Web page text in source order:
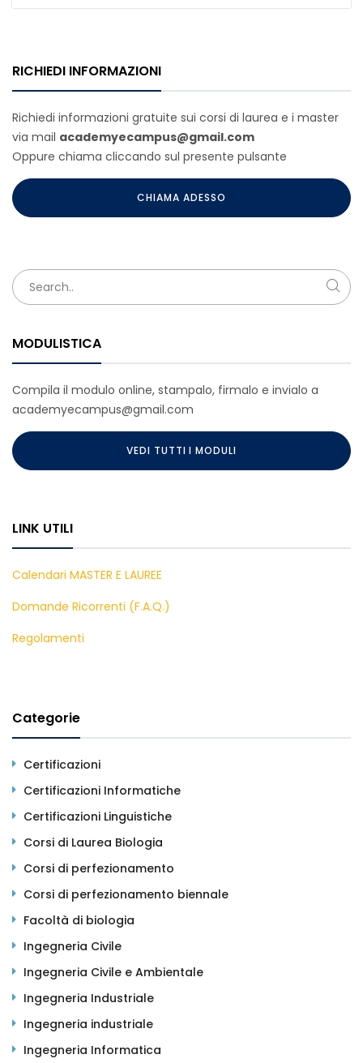
RICHIEDI INFORMAZIONI
Richiedi informazioni gratuite sui corsi di laurea e i master
via mail academyecampus@gmail.com
Oppure chiama cliccando sul presente pulsante
CHIAMA ADESSO
MODULISTICA
Compila il modulo online, stampalo, firmalo e invialo a
academyecampus@gmail.com
VEDI TUTTI I MODULI
LINK UTILI
Calendari MASTER E LAUREE
Domande Ricorrenti (F.A.Q.)
Regolamenti
Categorie
Certificazioni
Certificazioni Informatiche
Certificazioni Linguistiche
Corsi di Laurea Biologia
Corsi di perfezionamento
Corsi di perfezionamento biennale
Facoltà di biologia
Ingegneria Civile
Ingegneria Civile e Ambientale
Ingegneria Industriale
Ingegneria industriale
Ingegneria Informatica